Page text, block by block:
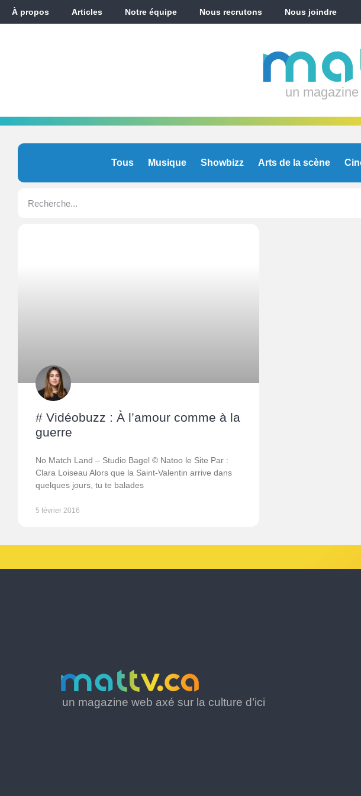
À propos Articles Notre équipe Nous recrutons Nous joindre
un
Tous Musique Showbizz Arts de la scène
# Vidéobuzz : À l’amour comme à la
guerre
No Match Land – Studio Bagel © Natoo le Site Par :
Clara Loiseau Alors que la Saint-Valentin arrive dans
quelques jours, tu te balades
5 février 2016
un magazine web axé sur la culture d’ici